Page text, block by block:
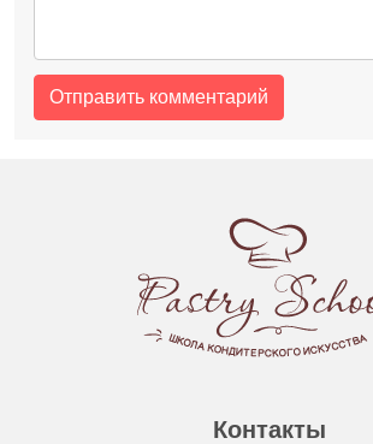
Контакты